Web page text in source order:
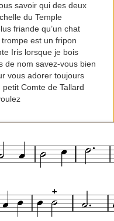
savoir qui des deux
du Temple
friande qu’un chat
est un fripon
Iris lorsque je bois
de nom savez-vous bien
vous adorer toujours
petit Comte de Tallard